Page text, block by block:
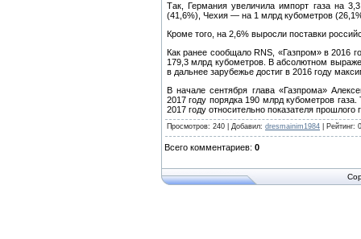
Так, Германия увеличила импорт газа на
(41,6%), Чехия — на 1 млрд кубометров
Кроме того, на 2,6% выросли поставки
Как ранее сообщало RNS, «Газпром» в 2016
179,3 млрд кубометров. В абсолютном
в дальнее зарубежье достиг в 2016 году
В начале сентября глава «Газпрома»
2017 году порядка 190 млрд кубометров
2017 году относительно показателя прошлого
Просмотров: 240 Добавил: dresmainim1984 Рейтинг:
Всего комментариев: 0